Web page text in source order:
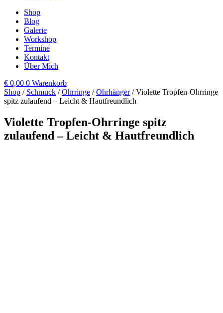
Shop
Blog
Galerie
Workshop
Termine
Kontakt
Über Mich
€ 0,00 0 Warenkorb
Shop / Schmuck /Ohrringe /Ohrhänger/ Violette Tropfen-Ohrringe
spitz zulaufend – Leicht & Hautfreundlich
Violette Tropfen-Ohrringe spitz
zulaufend – Leicht & Hautfreundlich